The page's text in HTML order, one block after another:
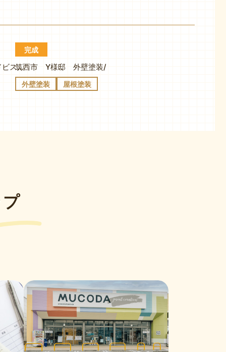
筑西市 Y様邸 外壁塗装/ミッドビスケット、屋根塗装/キャビアブラウン
完成
筑西市 Y様邸 外壁塗装/
外壁塗装 屋根塗装